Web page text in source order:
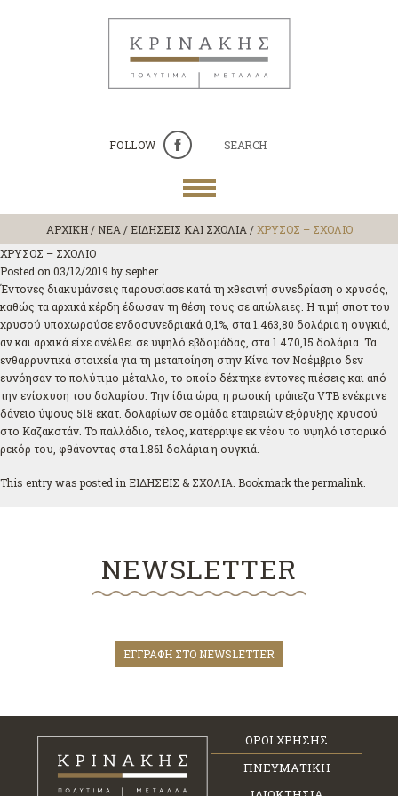
FOLLOW SEARCH
ΑΡΧΙΚΗ/ ΝΕΑ / ΕΙΔΗΣΕΙΣ ΚΑΙ ΣΧΟΛΙΑ /ΧΡΥΣΟΣ – ΣΧΟΛΙΟ
ΧΡΥΣΟΣ – ΣΧΟΛΙΟ
Posted on 03/12/2019 bysepher
Έντονες διακυμάνσεις παρουσίασε κατά τη χθεσινή συνεδρίαση ο χρυσός,
καθώς τα αρχικά κέρδη έδωσαν τη θέση τους σε απώλειες. Η τιμή σποτ του
χρυσού υποχωρούσε ενδοσυνεδριακά 0,1%, στα 1.463,80 δολάρια η ουγκιά,
αν και αρχικά είχε ανέλθει σε υψηλό εβδομάδας, στα 1.470,15 δολάρια. Τα
ενθαρρυντικά στοιχεία για τη μεταποίηση στην Κίνα τον Νοέμβριο δεν
ευνόησαν το πολύτιμο μέταλλο, το οποίο δέχτηκε έντονες πιέσεις και από
την ενίσχυση του δολαρίου. Την ίδια ώρα, η ρωσική τράπεζα VTB ενέκρινε
δάνειο ύψους 518 εκατ. δολαρίων σε ομάδα εταιρειών εξόρυξης χρυσού
στο Καζακστάν. Το παλλάδιο, τέλος, κατέρριψε εκ νέου το υψηλό ιστορικό
ρεκόρ του, φθάνοντας στα 1.861 δολάρια η ουγκιά.
This entry was posted in ΕΙΔΗΣΕΙΣ & ΣΧΟΛΙΑ . Bookmark thepermalink
NEWSLETTER
ΕΓΓΡΑΦΗ ΣΤΟ NEWSLETTER
ΟΡΟΙ ΧΡΗΣΗΣ
ΠΝΕΥΜΑΤΙΚΗ